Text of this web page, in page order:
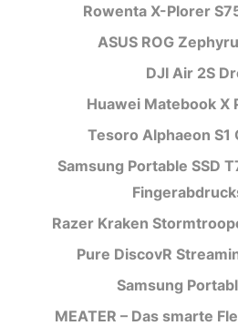
Rowenta X-Plorer
ASUS ROG
DJI Air 2S
Huawei Matebook X
Tesoro Alphaeon S1
Samsung Portable SSD
Razer Kraken
Pure DiscovR
Samsung
MEATER – Das smarte